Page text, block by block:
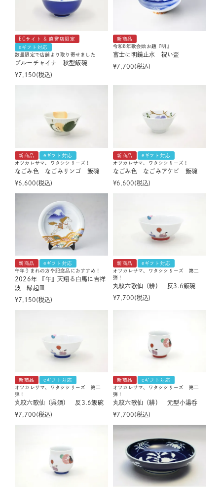
ECサイト & 直営店限定
eギフト対応
数量限定で店舗より取り寄せました
ブルーチャイナ 秋型飯碗
¥7,150 税込
新商品
令和8年歌会始お題『明』
富士に明鏡止水 祝い盃
¥7,700 税込
新商品
eギフト対応
オツカレサマ、ワタシシリーズ！
なごみ色 なごみリンゴ 飯碗
¥6,600 税込
新商品
eギフト対応
オツカレサマ、ワタシシリーズ！
なごみ色 なごみアケビ 飯碗
¥6,600 税込
新商品
eギフト対応
午年うまれの方や記念品におすすめ！
2026年 『午』天翔る白馬に吉祥
波 縁起皿
¥7,150 税込
新商品
eギフト対応
オツカレサマ、ワタシシリーズ 第二
弾！
丸紋六歌仙（緋） 反3.6飯碗
¥7,700 税込
新商品
eギフト対応
オツカレサマ、ワタシシリーズ 第二
弾！
丸紋六歌仙（呉須） 反3.6飯碗
¥7,700 税込
新商品
eギフト対応
オツカレサマ、ワタシシリーズ 第二
弾！
丸紋六歌仙（緋） 元型小湯呑
¥7,700 税込